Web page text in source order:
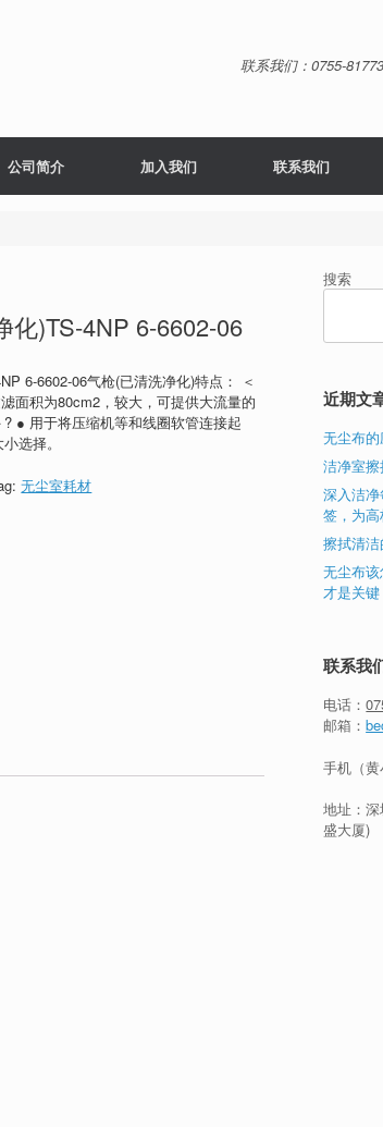
联系我们：0755-
公司简介 加入我们 联系我们
化)TS-4NP 6-6602-06
6-6602-06气枪(已清洗净化)特点： ＜
面积为80cm2，较大，可提供大流量的
● 用于将压缩机等和线圈软管连接起
选择。
无尘室耗材
搜索
近期文
无尘布
洁净室擦
深入洁
签，为
擦拭清
无尘布
才是关键
联系我
电话：
邮箱：
手机（黄
地址：
盛大厦)